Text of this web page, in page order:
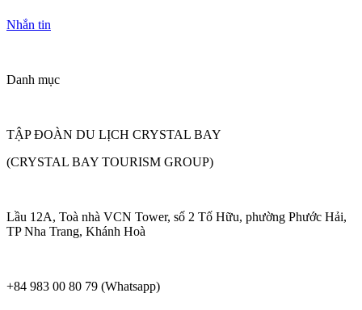
Nhắn tin
Danh mục
TẬP ĐOÀN DU LỊCH CRYSTAL BAY
(CRYSTAL BAY TOURISM GROUP)
Lầu 12A, Toà nhà VCN Tower, số 2 Tố Hữu, phường Phước Hải,
TP Nha Trang, Khánh Hoà
+84 983 00 80 79 (Whatsapp)